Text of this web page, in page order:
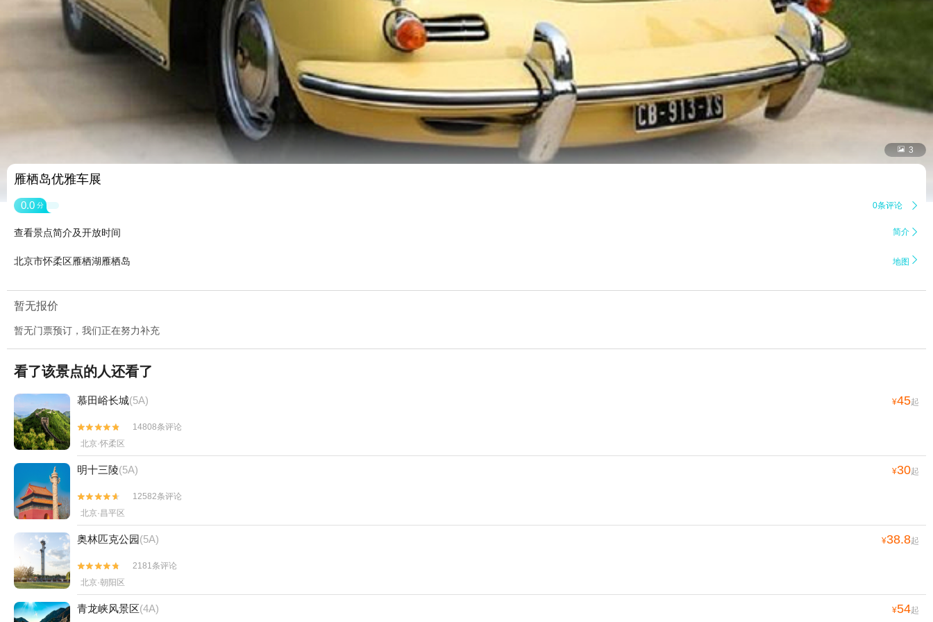
 3
雁栖岛优雅车展
0.0 分 0条评论 
查看景点简介及开放时间 简介 
北京市怀柔区雁栖湖雁栖岛 地图 
暂无报价
暂无门票预订，我们正在努力补充
看了该景点的人还看了
慕田峪长城(5A) ¥45起


14808条评论
北京·怀柔区
明十三陵(5A) ¥30起


12582条评论
北京·昌平区
奥林匹克公园(5A) ¥38.8起


2181条评论
北京·朝阳区
青龙峡风景区(4A) ¥54起